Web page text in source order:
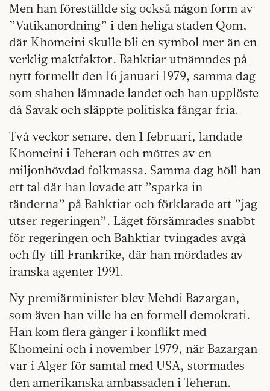
Men han föreställde sig också någon form av
”Vatikanordning” i den heliga staden Qom,
där Khomeini skulle bli en symbol mer än en
verklig maktfaktor. Bahktiar utnämndes på
nytt formellt den 16 januari 1979, samma dag
som shahen lämnade landet och han upplöste
då Savak och släppte politiska fångar fria.
Två veckor senare, den 1 februari, landade
Khomeini i Teheran och möttes av en
miljonhövdad folkmassa. Samma dag höll han
ett tal där han lovade att ”sparka in
tänderna” på Bahktiar och förklarade att ”jag
utser regeringen”. Läget försämrades snabbt
för regeringen och Bahktiar tvingades avgå
och fly till Frankrike, där han mördades av
iranska agenter 1991.
Ny premiärminister blev Mehdi Bazargan,
som även han ville ha en formell demokrati.
Han kom flera gånger i konflikt med
Khomeini och i november 1979, när Bazargan
var i Alger för samtal med USA, stormades
den amerikanska ambassaden i Teheran.